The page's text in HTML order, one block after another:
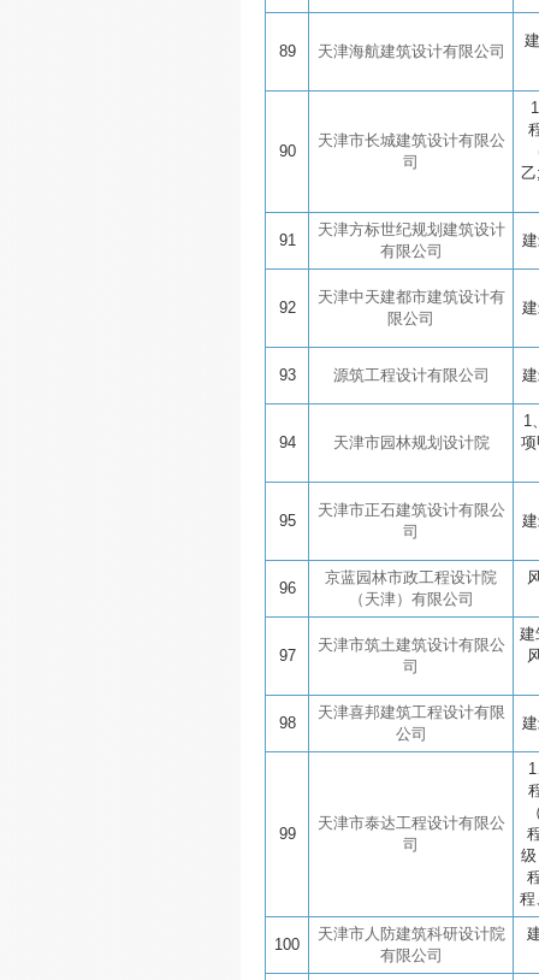
89 天津海航建筑设计有限公司
90
天津市长城建筑设计有限公
司
91
天津方标世纪规划建筑设计
有限公司
92
天津中天建都市建筑设计有
限公司
93 源筑工程设计有限公司
94 天津市园林规划设计院
1
95
天津市正石建筑设计有限公
司
96
京蓝园林市政工程设计院
（天津）有限公司
97
天津市筑土建筑设计有限公
司
建
98
天津喜邦建筑工程设计有限
公司
99
天津市泰达工程设计有限公
司
程
100
天津市人防建筑科研设计院
有限公司